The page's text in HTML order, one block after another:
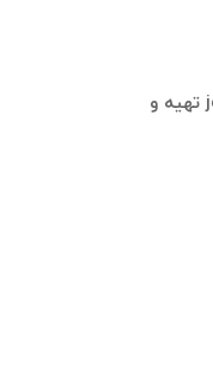
در سامانه بازاریابی ایده‌کاو، این امکان وجود دارد که بانک موبایل و اطلاعات شامل شماره موبایل، نام، نام خانوادگی، نام کاربری در تلگرام و … از گروه تلگرامی jeep center تهیه و